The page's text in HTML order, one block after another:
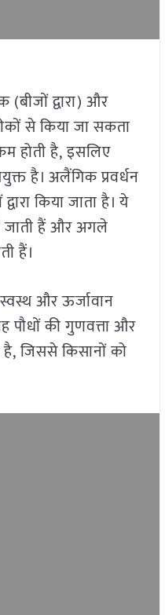
द्वारा) और
से किया जा सकता
कम होती है, इसलिए
है। अलैंगिक प्रवर्धन
किया जाता है। ये
जाती हैं और अगले
हैं।
और ऊर्जावान
पौधों की गुणवत्ता और
जिससे किसानों को